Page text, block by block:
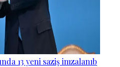
13 yeni saziş imzalanıb